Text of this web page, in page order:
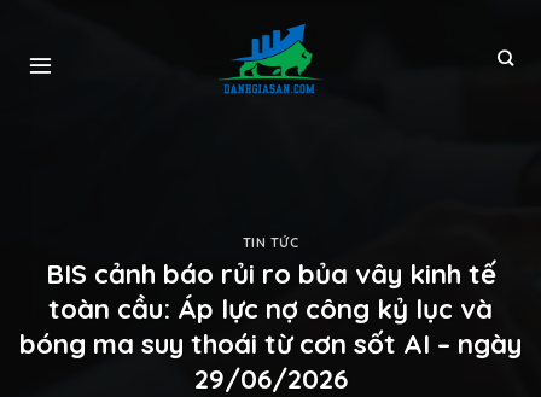
TIN TỨC
BIS cảnh báo rủi ro bủa vây kinh tế
toàn cầu: Áp lực nợ công kỷ lục và
bóng ma suy thoái từ cơn sốt AI – ngày
29/06/2026